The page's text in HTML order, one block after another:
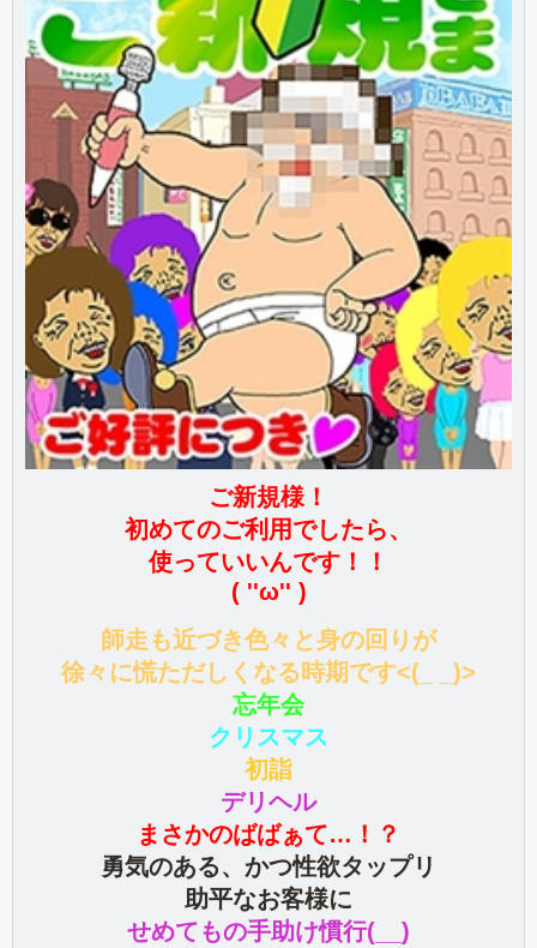
ご新規様！
初めてのご利用でしたら、
使っていいんです！！
( ''ω'' )
師走も近づき色々と身の回りが
徐々に慌ただしくなる時期です<(_ _)>
忘年会
クリスマス
初詣
デリヘル
まさかのばばぁて…！？
勇気のある、かつ性欲タップリ
助平なお客様に
せめてもの手助け慣行(__)